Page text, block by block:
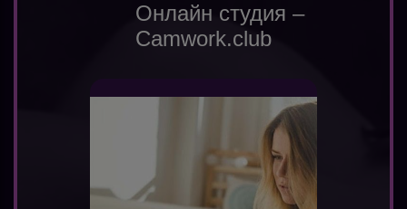
Онлайн студия –
Camwork.club